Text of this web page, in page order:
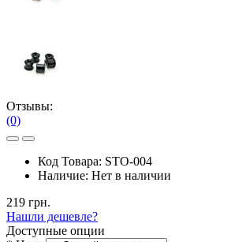
Отзывы:
(0)
Код Товара: STO-004
Наличие: Нет в наличии
219 грн.
Нашли дешевле?
Доступные опции